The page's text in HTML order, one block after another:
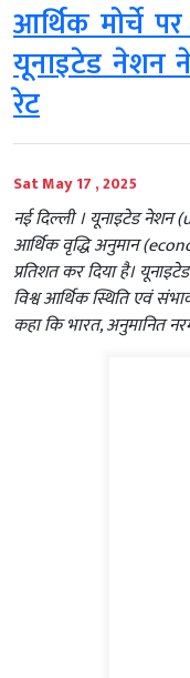
आर्थिक मोर्चे
यूनाइटेड नेशन ने
रेट
Sat May 17 , 2025
नई दिल्‍ली । यूनाइटेड
आर्थिक वृद्धि अनुमान
प्रतिशत कर दिया है।
विश्व आर्थिक स्थिति एवं
कहा कि भारत, अनुमानित